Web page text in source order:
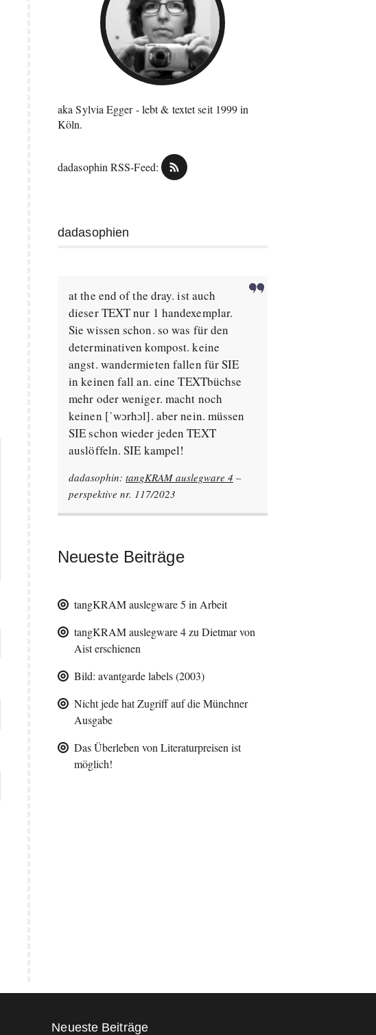
aka Sylvia Egger - lebt & textet seit 1999 in
Köln.
dadasophin RSS-Feed:
dadasophien
at the end of the dray. ist auch
dieser TEXT nur 1 handexemplar.
Sie wissen schon. so was für den
determinativen kompost. keine
angst. wandermieten fallen für SIE
in keinen fall an. eine TEXTbüchse
mehr oder weniger. macht noch
keinen [ˈwɔrhɔl]. aber nein. müssen
SIE schon wieder jeden TEXT
auslöffeln. SIE kampel!
dadasophin: tangKRAM auslegware 4 –
perspektive nr. 117/2023
Neueste Beiträge
tangKRAM auslegware 5 in Arbeit
tangKRAM auslegware 4 zu Dietmar von
Aist erschienen
Bild: avantgarde labels (2003)
Nicht jede hat Zugriff auf die Münchner
Ausgabe
Das Überleben von Literaturpreisen ist
möglich!
Neueste Beiträge